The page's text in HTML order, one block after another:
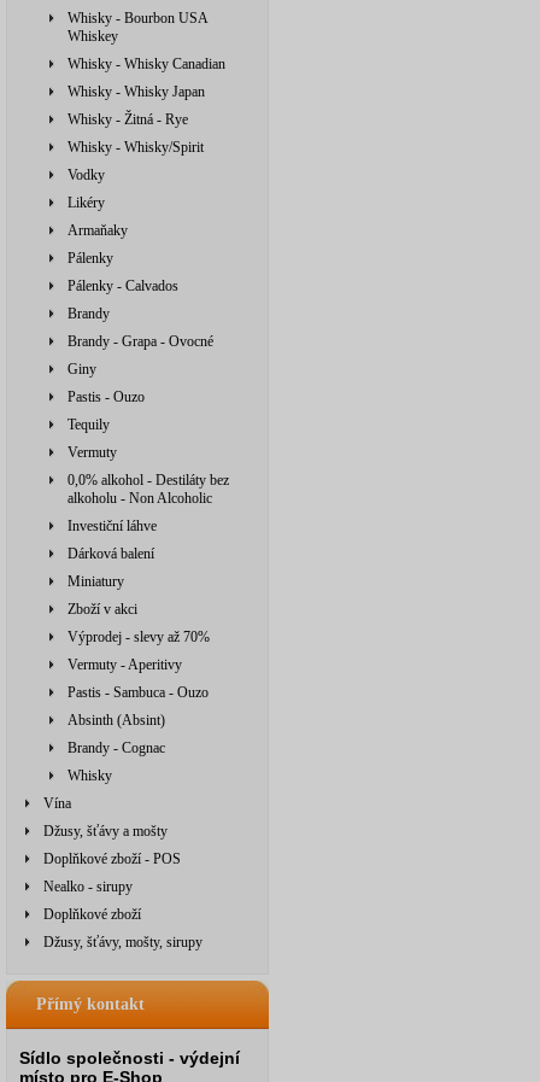
Whisky - Bourbon USA
Whiskey
Whisky - Whisky Canadian
Whisky - Whisky Japan
Whisky - Žitná - Rye
Whisky - Whisky/Spirit
Vodky
Likéry
Armaňaky
Pálenky
Pálenky - Calvados
Brandy
Brandy - Grapa - Ovocné
Giny
Pastis - Ouzo
Tequily
Vermuty
0,0% alkohol - Destiláty bez
alkoholu - Non Alcoholic
Investiční láhve
Dárková balení
Miniatury
Zboží v akci
Výprodej - slevy až 70%
Vermuty - Aperitivy
Pastis - Sambuca - Ouzo
Absinth (Absint)
Brandy - Cognac
Whisky
Vína
Džusy, šťávy a mošty
Doplňkové zboží - POS
Nealko - sirupy
Doplňkové zboží
Džusy, šťávy, mošty, sirupy
Přímý kontakt
Sídlo společnosti - výdejní
místo pro E-Shop